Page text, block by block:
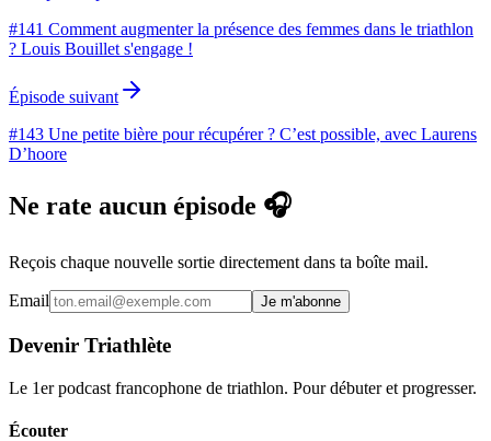
#141 Comment augmenter la présence des femmes dans le triathlon
? Louis Bouillet s'engage !
Épisode suivant
#143 Une petite bière pour récupérer ? C’est possible, avec Laurens
D’hoore
Ne rate aucun épisode 🎧
Reçois chaque nouvelle sortie directement dans ta boîte mail.
Email Je m'abonne
Devenir Triathlète
Le 1er podcast francophone de triathlon. Pour débuter et progresser.
Écouter